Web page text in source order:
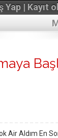
Yap | Kayıt ol
Air Aldım En